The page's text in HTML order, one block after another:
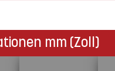
mm (Zoll)